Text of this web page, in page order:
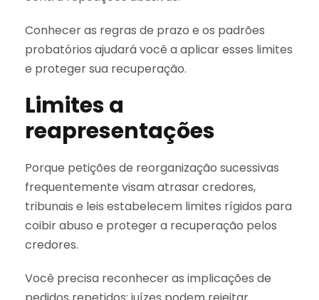
Conhecer as regras de prazo e os padrões
probatórios ajudará você a aplicar esses limites
e proteger sua recuperação.
Limites a
reapresentações
Porque petições de reorganização sucessivas
frequentemente visam atrasar credores,
tribunais e leis estabelecem limites rígidos para
coibir abuso e proteger a recuperação pelos
credores.
Você precisa reconhecer as implicações de